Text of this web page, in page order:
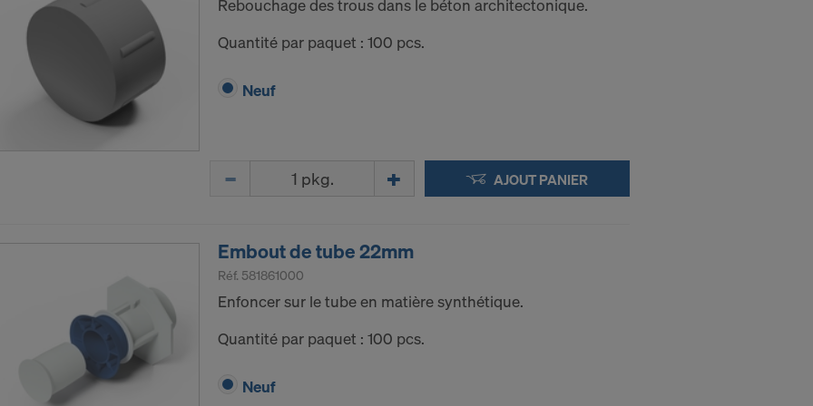
Rebouchage des trous dans le béton architectonique.
Quantité par paquet : 100 pcs.
Neuf
AJOUT PANIER
Embout de tube 22mm
Réf. 581861000
Enfoncer sur le tube en matière synthétique.
Quantité par paquet : 100 pcs.
Neuf
Inc.
Desk, Inc.
LLC
besoin de votre consentement explicite pour continuer à pouvoir
vos données à caractère personnel à ces fournisseurs.
révoquer, avec effet à l’avenir, votre consentement à tout moment en
paramétrages des cookies sur le site Internet.
DE VOS DONNÉES À CARACTÈRE PERSONNEL